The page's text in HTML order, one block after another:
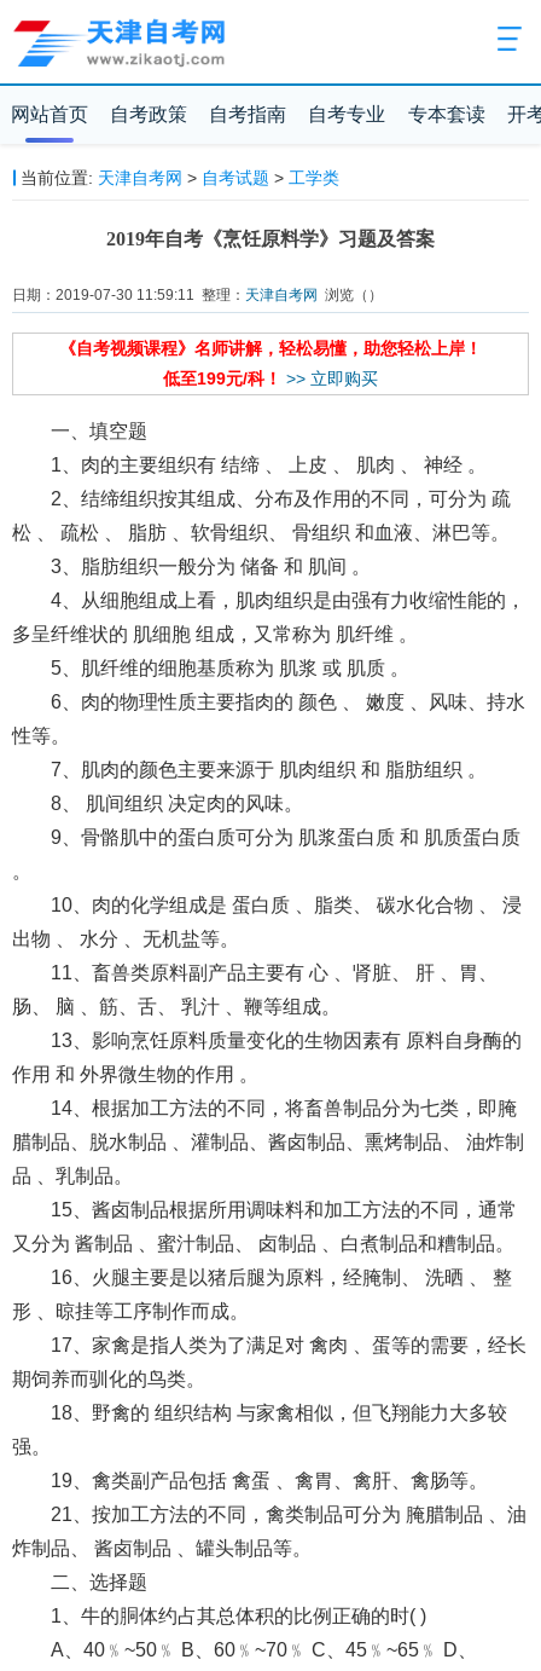
网站首页 自考政策 自考指南 自考专业 专本套读 开
当前位置: 天津自考网 > 自考试题 > 工学类
2019年自考《烹饪原料学》习题及答案
日期：2019-07-30 11:59:11 整理： 天津自考网 浏览（ ）
《自考视频课程》名师讲解，轻松易懂，助您轻松上岸！
低至199元/科！ >> 立即购买
一、填空题
1、肉的主要组织有 结缔 、 上皮 、 肌肉 、 神经 。
2、结缔组织按其组成、分布及作用的不同，可分为 疏
松 、 疏松 、 脂肪 、软骨组织、 骨组织 和血液、淋巴等。
3、脂肪组织一般分为 储备 和 肌间 。
4、从细胞组成上看，肌肉组织是由强有力收缩性能的，
多呈纤维状的 肌细胞 组成，又常称为 肌纤维 。
5、肌纤维的细胞基质称为 肌浆 或 肌质 。
6、肉的物理性质主要指肉的 颜色 、 嫩度 、风味、持水
性等。
7、肌肉的颜色主要来源于 肌肉组织 和 脂肪组织 。
8、 肌间组织 决定肉的风味。
9、骨骼肌中的蛋白质可分为 肌浆蛋白质 和 肌质蛋白质
。
10、肉的化学组成是 蛋白质 、脂类、 碳水化合物 、 浸
出物 、 水分 、无机盐等。
11、畜兽类原料副产品主要有 心 、肾脏、 肝 、胃、
肠、 脑 、筋、舌、 乳汁 、鞭等组成。
13、影响烹饪原料质量变化的生物因素有 原料自身酶的
作用 和 外界微生物的作用 。
14、根据加工方法的不同，将畜兽制品分为七类，即腌
腊制品、脱水制品 、灌制品、酱卤制品、熏烤制品、 油炸制
品 、乳制品。
15、酱卤制品根据所用调味料和加工方法的不同，通常
又分为 酱制品 、蜜汁制品、 卤制品 、白煮制品和糟制品。
16、火腿主要是以猪后腿为原料，经腌制、 洗晒 、 整
形 、晾挂等工序制作而成。
17、家禽是指人类为了满足对 禽肉 、蛋等的需要，经长
期饲养而驯化的鸟类。
18、野禽的 组织结构 与家禽相似，但飞翔能力大多较
强。
19、禽类副产品包括 禽蛋 、禽胃、禽肝、禽肠等。
21、按加工方法的不同，禽类制品可分为 腌腊制品 、油
炸制品、 酱卤制品 、罐头制品等。
二、选择题
1、牛的胴体约占其总体积的比例正确的时( )
A、40﹪~50﹪ B、60﹪~70﹪ C、45﹪~65﹪ D、